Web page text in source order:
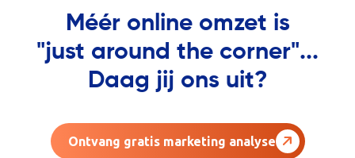
Méér online omzet is
"just around the corner"...
Daag jij ons uit?
Ontvang gratis marketing analyse